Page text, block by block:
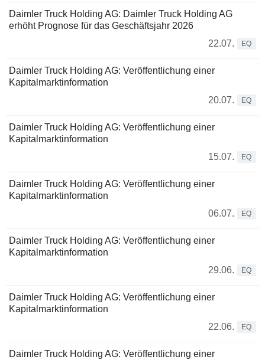
Daimler Truck Holding AG: Daimler Truck Holding AG
erhöht Prognose für das Geschäftsjahr 2026
22.07.
EQ
Daimler Truck Holding AG: Veröffentlichung einer
Kapitalmarktinformation
20.07.
EQ
Daimler Truck Holding AG: Veröffentlichung einer
Kapitalmarktinformation
15.07.
EQ
Daimler Truck Holding AG: Veröffentlichung einer
Kapitalmarktinformation
06.07.
EQ
Daimler Truck Holding AG: Veröffentlichung einer
Kapitalmarktinformation
29.06.
EQ
Daimler Truck Holding AG: Veröffentlichung einer
Kapitalmarktinformation
22.06.
EQ
Daimler Truck Holding AG: Veröffentlichung einer